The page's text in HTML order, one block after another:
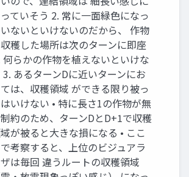
ていそう 2. 常に一面緑色になっ
ないといけないのだから、 作物
穫した場所は次のターンに即座
何らかの作物を植えないといけな
3. あるターンDに近いターンにお
は、収穫領域 ができる限り被っ
いけない • 特に長さ1の作物が無
約のため、ターンDとD+1で収穫
が被ると大きな損になる • ここ
考察すると、上位のビジュアラ
は毎回 違うルートの収穫領域